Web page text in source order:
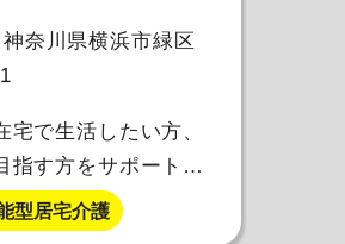
奈川県横浜市緑区
宅で生活したい方、
指す方をサポート致
型居宅介護